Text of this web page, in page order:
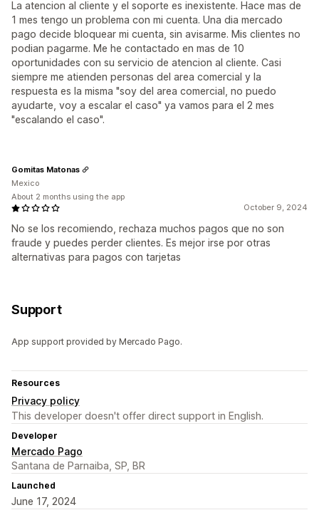
La atencion al cliente y el soporte es inexistente. Hace mas de
1 mes tengo un problema con mi cuenta. Una dia mercado
pago decide bloquear mi cuenta, sin avisarme. Mis clientes no
podian pagarme. Me he contactado en mas de 10
oportunidades con su servicio de atencion al cliente. Casi
siempre me atienden personas del area comercial y la
respuesta es la misma "soy del area comercial, no puedo
ayudarte, voy a escalar el caso" ya vamos para el 2 mes
"escalando el caso".
October 9, 2024
No se los recomiendo, rechaza muchos pagos que no son
fraude y puedes perder clientes. Es mejor irse por otras
alternativas para pagos con tarjetas
Gomitas Matonas
Mexico
About 2 months using the app
Support
App support provided by Mercado Pago.
Resources
Privacy policy
This developer doesn't offer direct support in English.
Developer
Mercado Pago
Santana de Parnaiba, SP, BR
Launched
June 17, 2024